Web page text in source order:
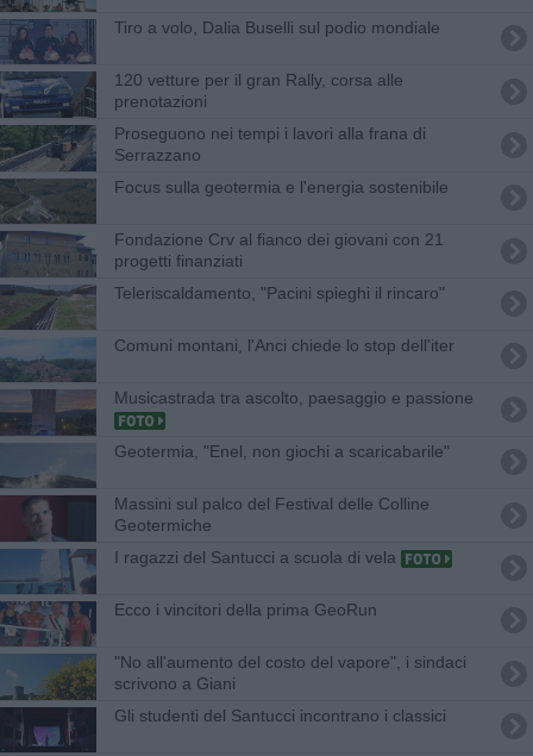
Tiro a volo, Dalia Buselli sul podio mondiale
120 vetture per il gran Rally, corsa alle
prenotazioni
Proseguono nei tempi i lavori alla frana di
Serrazzano
Focus sulla geotermia e l'energia sostenibile
Fondazione Crv al fianco dei giovani con 21
progetti finanziati
Teleriscaldamento, "Pacini spieghi il rincaro"
Comuni montani, l'Anci chiede lo stop dell'iter
Musicastrada tra ascolto, paesaggio e passione
Geotermia, "Enel, non giochi a scaricabarile"
Massini sul palco del Festival delle Colline
Geotermiche
I ​ragazzi del Santucci a scuola di vela
Ecco i vincitori della prima GeoRun
"No all'aumento del costo del vapore", i sindaci
scrivono a Giani
Gli studenti del Santucci incontrano i classici